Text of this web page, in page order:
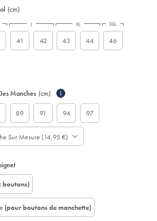
(cm)
41 42 43 44 46
L XL XXL
Manches (cm) i
89 91 94 97
Sur Mesure (14,95 €)
boutons)
(pour boutons de manchette)